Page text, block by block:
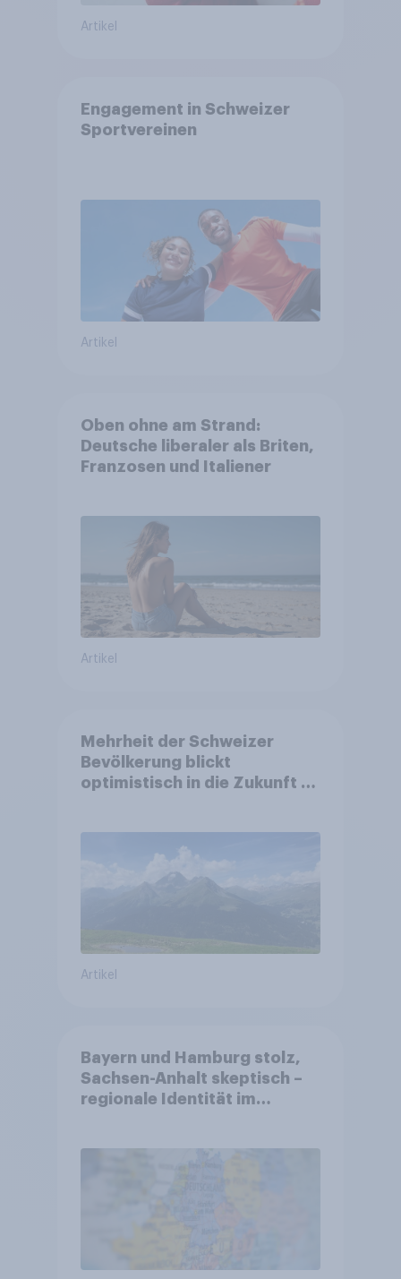
Artikel
Engagement in Schweizer
Sportvereinen
Artikel
Oben ohne am Strand:
Deutsche liberaler als Briten,
Franzosen und Italiener
Artikel
Mehrheit der Schweizer
Bevölkerung blickt
optimistisch in die Zukunft –
Altersvorsorge
Artikel
Bayern und Hamburg stolz,
Sachsen-Anhalt skeptisch –
regionale Identität im